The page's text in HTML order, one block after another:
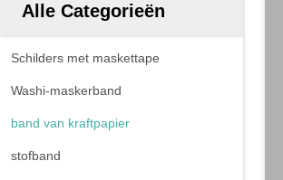
Alle Categorieën
Schilders met maskettape
Washi-maskerband
band van kraftpapier
stofband